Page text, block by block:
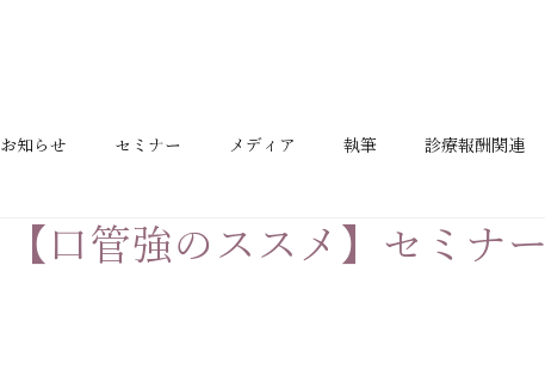
お知らせ セミナー メディア 執筆 診療報酬関連
【口管強のススメ】セミナー